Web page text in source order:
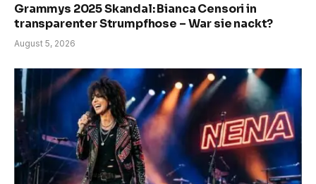
Grammys 2025 Skandal: Bianca Censori in
transparenter Strumpfhose – War sie nackt?
August 5, 2026